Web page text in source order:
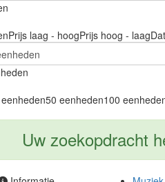
Prijs laag - hoogPrijs hoog - laag
50 eenheden100
Uw zoekopdracht